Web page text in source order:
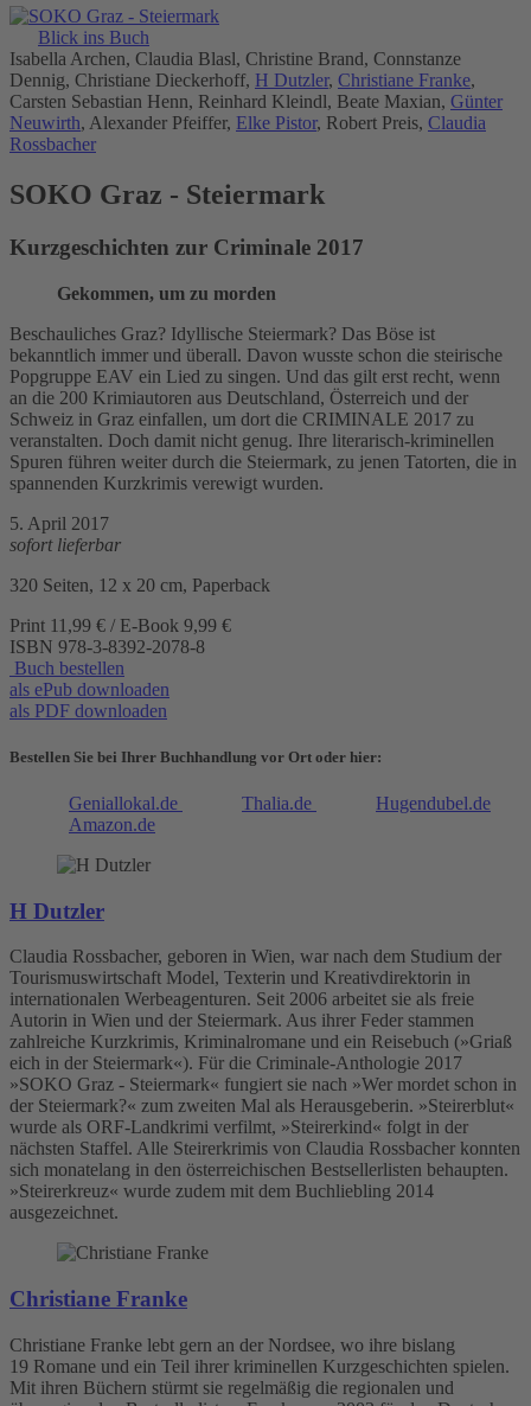
Blick ins Buch
Isabella Archen, Claudia Blasl, Christine Brand, Connstanze
Dennig, Christiane Dieckerhoff, H Dutzler, Christiane Franke,
Carsten Sebastian Henn, Reinhard Kleindl, Beate Maxian, Günter
Neuwirth, Alexander Pfeiffer, Elke Pistor, Robert Preis, Claudia
Rossbacher
SOKO Graz - Steiermark
Kurzgeschichten zur Criminale 2017
Gekommen, um zu morden
Beschauliches Graz? Idyllische Steiermark? Das Böse ist
bekanntlich immer und überall. Davon wusste schon die steirische
Popgruppe EAV ein Lied zu singen. Und das gilt erst recht, wenn
an die 200 Krimiautoren aus Deutschland, Österreich und der
Schweiz in Graz einfallen, um dort die CRIMINALE 2017 zu
veranstalten. Doch damit nicht genug. Ihre literarisch-kriminellen
Spuren führen weiter durch die Steiermark, zu jenen Tatorten, die in
spannenden Kurzkrimis verewigt wurden.
5. April 2017
sofort lieferbar
320 Seiten, 12 x 20 cm, Paperback
Print 11,99 € / E-Book 9,99 €
ISBN 978-3-8392-2078-8
Buch bestellen
als ePub downloaden
als PDF downloaden
Bestellen Sie bei Ihrer Buchhandlung vor Ort oder hier:
Geniallokal.de Thalia.de
Hugendubel.de
Amazon.de
H Dutzler
Claudia Rossbacher, geboren in Wien, war nach dem Studium der
Tourismuswirtschaft Model, Texterin und Kreativdirektorin in
internationalen Werbeagenturen. Seit 2006 arbeitet sie als freie
Autorin in Wien und der Steiermark. Aus ihrer Feder stammen
zahlreiche Kurzkrimis, Kriminalromane und ein Reisebuch (»Griaß
eich in der Steiermark«). Für die Criminale-Anthologie 2017
»SOKO Graz - Steiermark« fungiert sie nach »Wer mordet schon in
der Steiermark?« zum zweiten Mal als Herausgeberin. »Steirerblut«
wurde als ORF-Landkrimi verfilmt, »Steirerkind« folgt in der
nächsten Staffel. Alle Steirerkrimis von Claudia Rossbacher konnten
sich monatelang in den österreichischen Bestsellerlisten behaupten.
»Steirerkreuz« wurde zudem mit dem Buchliebling 2014
ausgezeichnet.
Christiane Franke
Christiane Franke lebt gern an der Nordsee, wo ihre bislang
19 Romane und ein Teil ihrer kriminellen Kurzgeschichten spielen.
Mit ihren Büchern stürmt sie regelmäßig die regionalen und